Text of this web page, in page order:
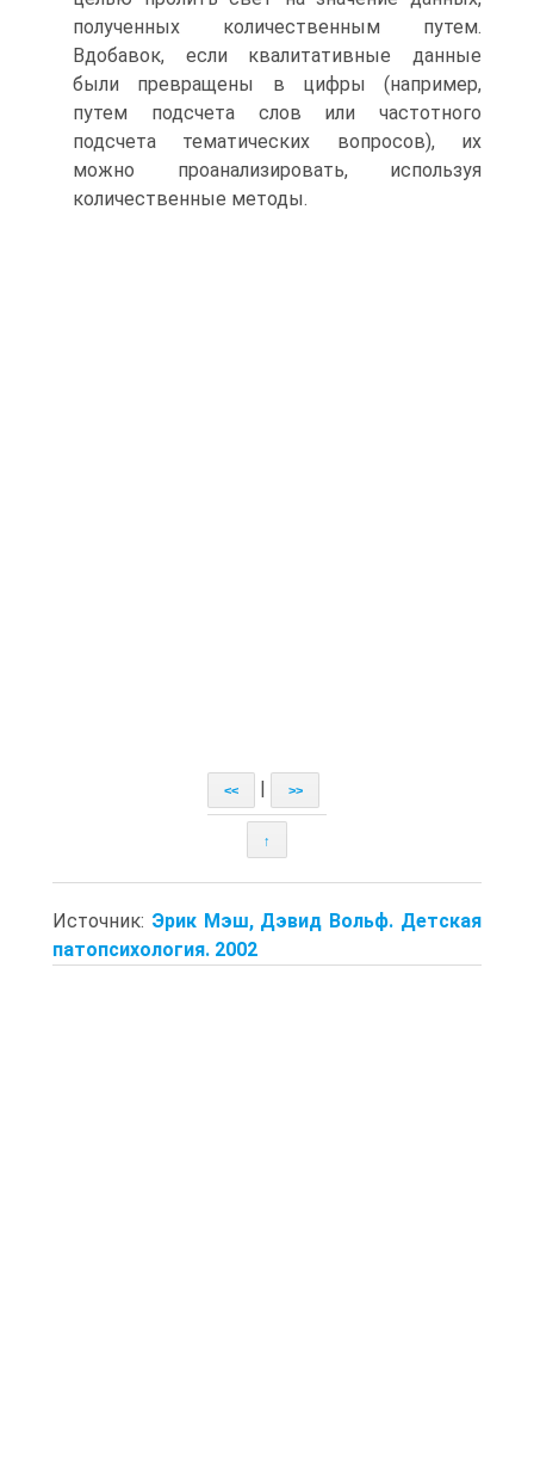
полученных количественным путем.
Вдобавок, если квалитативные данные
были превращены в цифры (например,
путем подсчета слов или частотного
подсчета тематических вопросов), их
можно проанализировать, используя
количественные методы.
<< >>
↑
Источник: Эрик Мэш, Дэвид Вольф. Детская
патопсихология. 2002